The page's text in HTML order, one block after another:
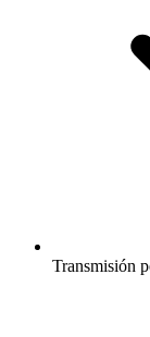
Transmisión